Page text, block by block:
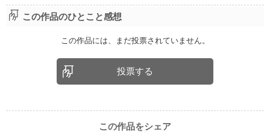
この作品のひとこと感想
この作品には、まだ投票されていません。
投票する
この作品をシェア